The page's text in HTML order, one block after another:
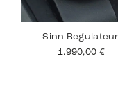
Sinn
1.990,00 €